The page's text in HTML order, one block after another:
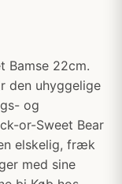
Bamse 22cm.
den uhyggelige
og
or-Sweet Bear
elskelig, fræk
med sine